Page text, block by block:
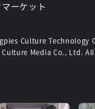
ーケット
Culture Technology
Media Co., Ltd. All